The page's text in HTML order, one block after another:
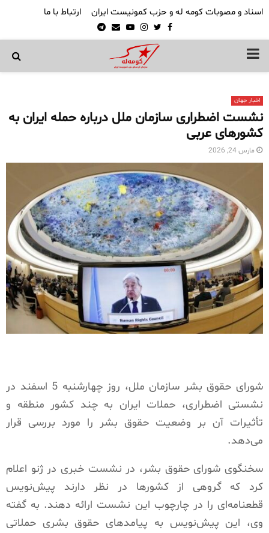
اسناد و مصوبات کومه له و حزب کمونیست ایران ارتباط با ما
Facebook
Twitter
Instagram
Youtube
Email
Telegram
PRIMARY
اخبار جهان
نشست اضطراری سازمان ملل درباره حمله ایران به
کشورهای عربی
مارس 24, 2026
شورای حقوق بشر سازمان ملل، روز چهارشنبه 5 اسفند در
نشستی اضطراری، حملات ایران به چند کشور منطقه و
تأثیرات آن بر وضعیت حقوق بشر را مورد بررسی قرار
می‌دهد.
سخنگوی شورای حقوق بشر، در نشست خبری در ژنو اعلام
کرد که گروهی از کشورها در نظر دارند پیش‌نویس
قطعنامه‌ای را در چارچوب این نشست ارائه دهند. به گفته
وی، این پیش‌نویس به پیامدهای حقوق بشری حملاتی